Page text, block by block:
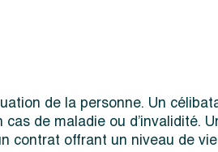
de la personne. Un
de maladie ou d’invalidité.
contrat offrant un niveau de